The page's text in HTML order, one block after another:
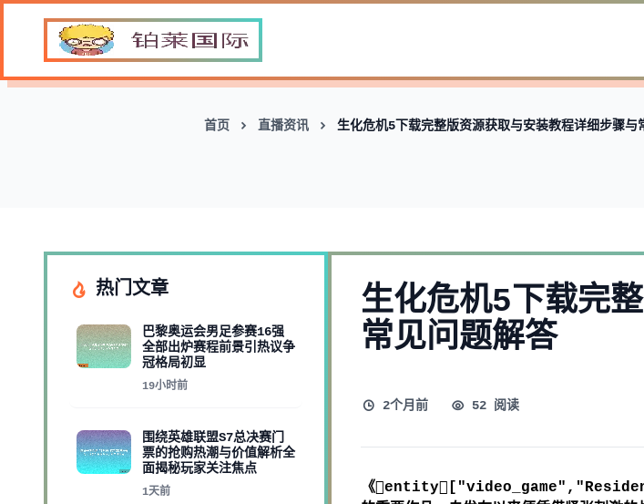
首页 直播资讯 生化危机5下载完整版资源获取与安装教程详细步骤与
热门文章
巴黎奥运会男足参赛16强
全部出炉赛程前景引热议争
冠格局初显
19小时前
围绕英雄联盟S7总决赛门
票的抢购热潮与价值解析全
面揭秘玩家关注焦点
1天前
生化危机5下载完
常见问题解答
2个月前 52 阅读
《